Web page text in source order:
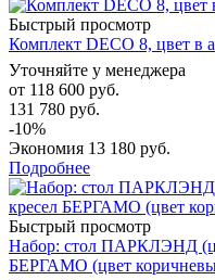
Быстрый просмотр
Комплект DECO 8, цвет в
Уточняйте у менеджера
от 118 600 руб.
131 780 руб.
-10%
Экономия 13 180 руб.
Подробнее
Быстрый просмотр
Набор: стол ПАРКЛЭНД
БЕРГАМО (цвет